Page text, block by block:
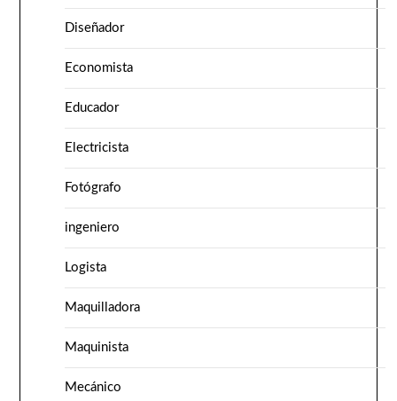
Diseñador
Economista
Educador
Electricista
Fotógrafo
ingeniero
Logista
Maquilladora
Maquinista
Mecánico